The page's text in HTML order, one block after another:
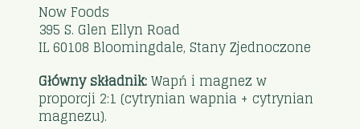
Now Foods
395 S. Glen Ellyn Road
IL 60108 Bloomingdale, Stany Zjednoczone
Główny składnik:Wapń i magnez w
proporcji 2:1 (cytrynian wapnia + cytrynian
magnezu).